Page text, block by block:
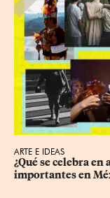
ARTE E IDEAS
¿Qué se celebra en
importantes en